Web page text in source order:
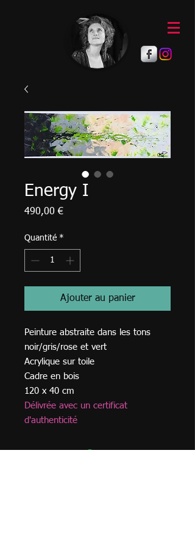
Energy I
490,00 €Prix
Quantité *
Ajouter au panier
Peinture abstraite dans les tons
noir/gris/rose et vert
Acrylique sur toile
Cadre en bois
120 x 40 cm
Délivrée avec un certificat
d'authenticité